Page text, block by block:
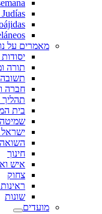
מאמרים על
תורה
תשובה
חברה
תהליך
בית
שמיטה
ישראל
השואה
חינוך
איש
צחוק
שונות
מועדים